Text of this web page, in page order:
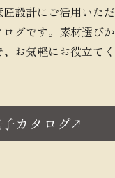
設計にご活用いただ
グです。素材選びか
お気軽にお役立てく
カタログ